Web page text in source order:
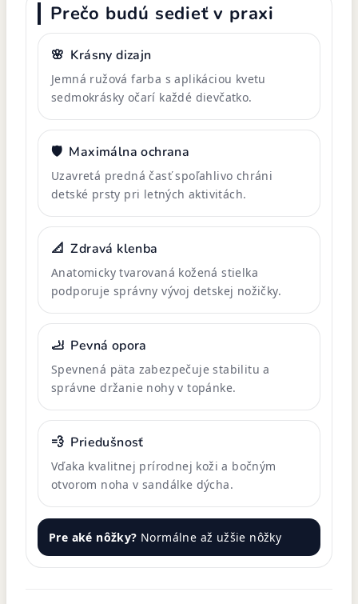
Prečo budú sedieť v praxi
🌸 Krásny dizajn
Jemná ružová farba s aplikáciou kvetu
sedmokrásky očarí každé dievčatko.
🛡️ Maximálna ochrana
Uzavretá predná časť spoľahlivo chráni
detské prsty pri letných aktivitách.
📐 Zdravá klenba
Anatomicky tvarovaná kožená stielka
podporuje správny vývoj detskej nožičky.
🦶 Pevná opora
Spevnená päta zabezpečuje stabilitu a
správne držanie nohy v topánke.
💨 Priedušnosť
Vďaka kvalitnej prírodnej koži a bočným
otvorom noha v sandálke dýcha.
Pre aké nôžky? Normálne až užšie nôžky